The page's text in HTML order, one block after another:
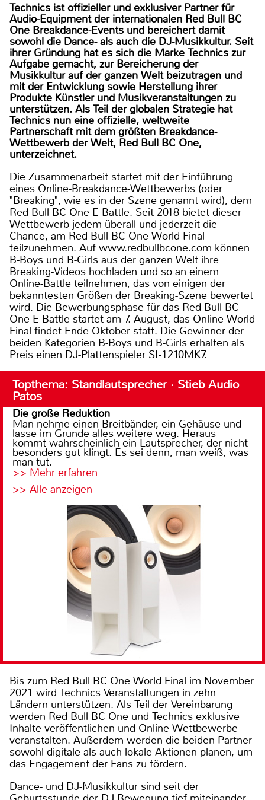
Technics ist offizieller und exklusiver Partner für
Audio-Equipment der internationalen Red Bull BC
One Breakdance-Events und bereichert damit
sowohl die Dance- als auch die DJ-Musikkultur. Seit
ihrer Gründung hat es sich die Marke Technics zur
Aufgabe gemacht, zur Bereicherung der
Musikkultur auf der ganzen Welt beizutragen und
mit der Entwicklung sowie Herstellung ihrer
Produkte Künstler und Musikveranstaltungen zu
unterstützen. Als Teil der globalen Strategie hat
Technics nun eine offizielle, weltweite
Partnerschaft mit dem größten Breakdance-
Wettbewerb der Welt, Red Bull BC One,
unterzeichnet.
Die Zusammenarbeit startet mit der Einführung
eines Online-Breakdance-Wettbewerbs (oder
"Breaking", wie es in der Szene genannt wird), dem
Red Bull BC One E-Battle. Seit 2018 bietet dieser
Wettbewerb jedem überall und jederzeit die
Chance, am Red Bull BC One World Final
teilzunehmen. Auf www.redbullbcone.com können
B-Boys und B-Girls aus der ganzen Welt ihre
Breaking-Videos hochladen und so an einem
Online-Battle teilnehmen, das von einigen der
bekanntesten Größen der Breaking-Szene bewertet
wird. Die Bewerbungsphase für das Red Bull BC
One E-Battle startet am 7. August, das Online-World
Final findet Ende Oktober statt. Die Gewinner der
beiden Kategorien B-Boys und B-Girls erhalten als
Preis einen DJ-Plattenspieler SL-1210MK7.
Topthema: Standlautsprecher · Stieb Audio
Patos
Die große Reduktion
Man nehme einen Breitbänder, ein Gehäuse und
lasse im Grunde alles weitere weg. Heraus
kommt wahrscheinlich ein Lautsprecher, der nicht
besonders gut klingt. Es sei denn, man weiß, was
man tut.
>> Mehr erfahren
>> Alle anzeigen
Bis zum Red Bull BC One World Final im November
2021 wird Technics Veranstaltungen in zehn
Ländern unterstützen. Als Teil der Vereinbarung
werden Red Bull BC One und Technics exklusive
Inhalte veröffentlichen und Online-Wettbewerbe
veranstalten. Außerdem werden die beiden Partner
sowohl digitale als auch lokale Aktionen planen, um
das Engagement der Fans zu fördern.
Dance- und DJ-Musikkultur sind seit der